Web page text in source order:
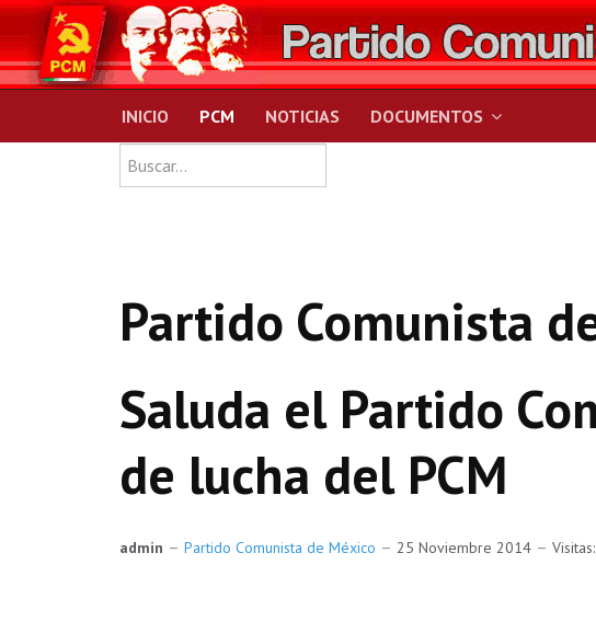
INICIO PCM NOTICIAS
DOCUMENTOS
Buscar
Partido Comunista
Saluda el Partido
de lucha del PCM
admin Partido Comunista de México 25 Noviembre 2014